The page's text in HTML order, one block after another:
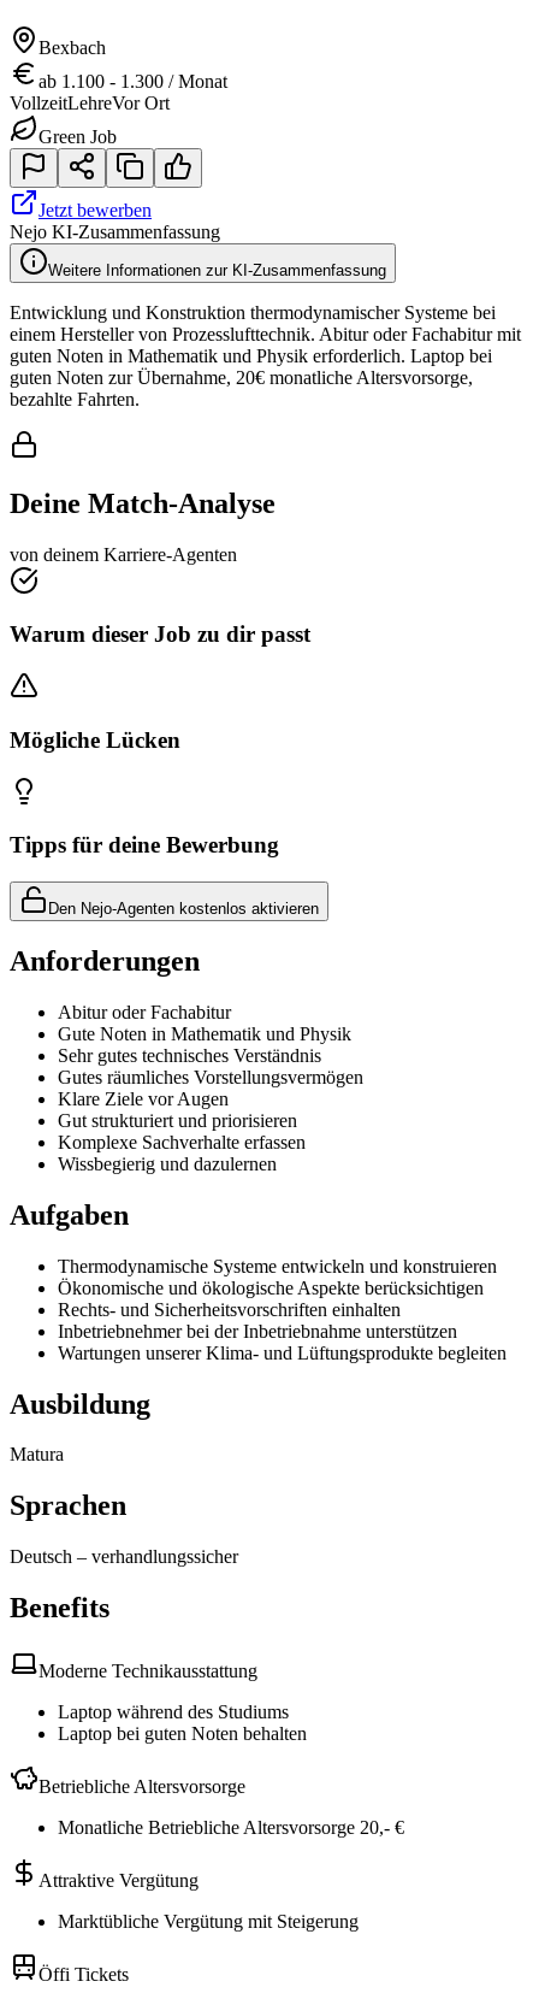
Bexbach
ab 1.100 - 1.300 / Monat
VollzeitLehreVor Ort
Green Job
Jetzt bewerben
Nejo KI-Zusammenfassung
Weitere Informationen zur KI-Zusammenfassung
Entwicklung und Konstruktion thermodynamischer Systeme bei
einem Hersteller von Prozesslufttechnik. Abitur oder Fachabitur mit
guten Noten in Mathematik und Physik erforderlich. Laptop bei
guten Noten zur Übernahme, 20€ monatliche Altersvorsorge,
bezahlte Fahrten.
Deine Match-Analyse
von deinem Karriere-Agenten
Warum dieser Job zu dir passt
Mögliche Lücken
Tipps für deine Bewerbung
Den Nejo-Agenten kostenlos aktivieren
Anforderungen
Abitur oder Fachabitur
Gute Noten in Mathematik und Physik
Sehr gutes technisches Verständnis
Gutes räumliches Vorstellungsvermögen
Klare Ziele vor Augen
Gut strukturiert und priorisieren
Komplexe Sachverhalte erfassen
Wissbegierig und dazulernen
Aufgaben
Thermodynamische Systeme entwickeln und konstruieren
Ökonomische und ökologische Aspekte berücksichtigen
Rechts- und Sicherheitsvorschriften einhalten
Inbetriebnehmer bei der Inbetriebnahme unterstützen
Wartungen unserer Klima- und Lüftungsprodukte begleiten
Ausbildung
Matura
Sprachen
Deutsch – verhandlungssicher
Benefits
Moderne Technikausstattung
Laptop während des Studiums
Laptop bei guten Noten behalten
Betriebliche Altersvorsorge
Monatliche Betriebliche Altersvorsorge 20,- €
Attraktive Vergütung
Marktübliche Vergütung mit Steigerung
Öffi Tickets